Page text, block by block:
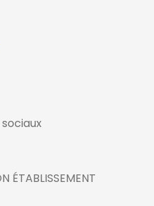
ÉTABLISSEMENT